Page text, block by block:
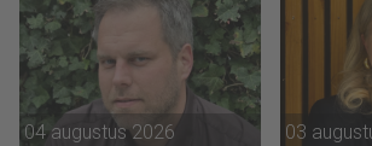
van The Protein
Brewery): “Je moet
vaak met relatief weinig
data toch knopen
doorhakken.”
04 augustus 2026 03